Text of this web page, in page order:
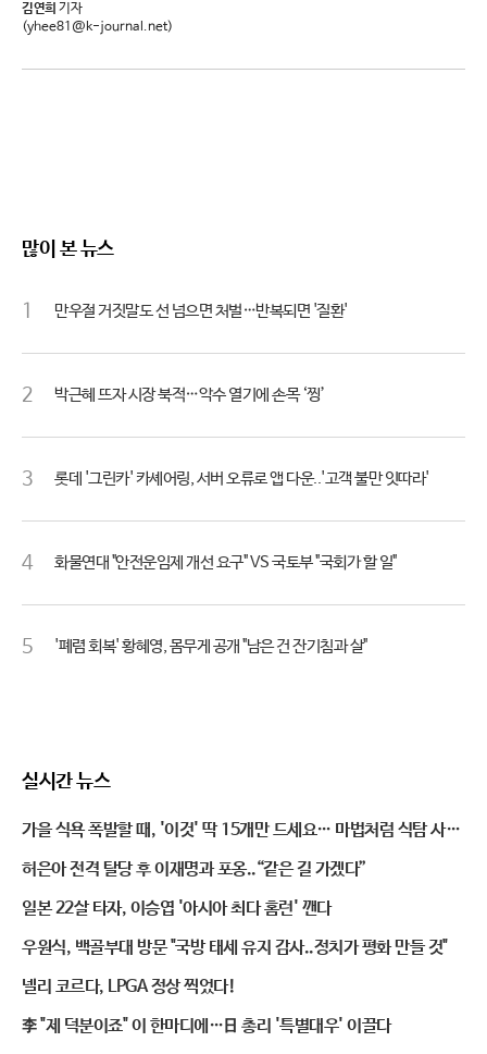
김연희 기자
(yhee81@k-journal.net)
많이 본 뉴스
1 만우절 거짓말도 선 넘으면 처벌…반복되면 '질환'
2 박근혜 뜨자 시장 북적…악수 열기에 손목 ‘찡’
3 롯데 '그린카' 카셰어링, 서버 오류로 앱 다운..'고객 불만 잇따라'
4 화물연대 "안전운임제 개선 요구" VS 국토부 "국회가 할 일"
5 '폐렴 회복' 황혜영, 몸무게 공개 "남은 건 잔기침과 살"
실시간 뉴스
가을 식욕 폭발할 때, '이것' 딱 15개만 드세요… 마법처럼 식탐 사라
진다
허은아 전격 탈당 후 이재명과 포옹..“같은 길 가겠다”
일본 22살 타자, 이승엽 '아시아 최다 홈런' 깬다
우원식, 백골부대 방문 "국방 태세 유지 감사..정치가 평화 만들 것"
넬리 코르다, LPGA 정상 찍었다!
李 "제 덕분이죠" 이 한마디에…日 총리 '특별대우' 이끌다